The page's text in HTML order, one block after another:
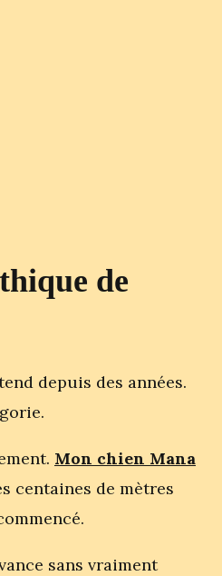
de
depuis des années.
Mon chien Mana
centaines de mètres
sans vraiment